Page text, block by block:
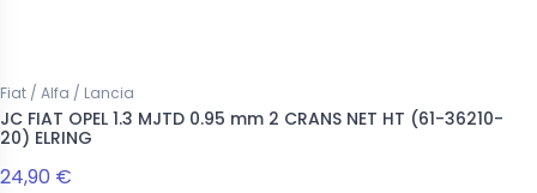
Fiat / Alfa / Lancia
JC FIAT OPEL 1.3 MJTD 0.95 mm 2 CRANS NET HT (61-36210-
20) ELRING
24,90 €